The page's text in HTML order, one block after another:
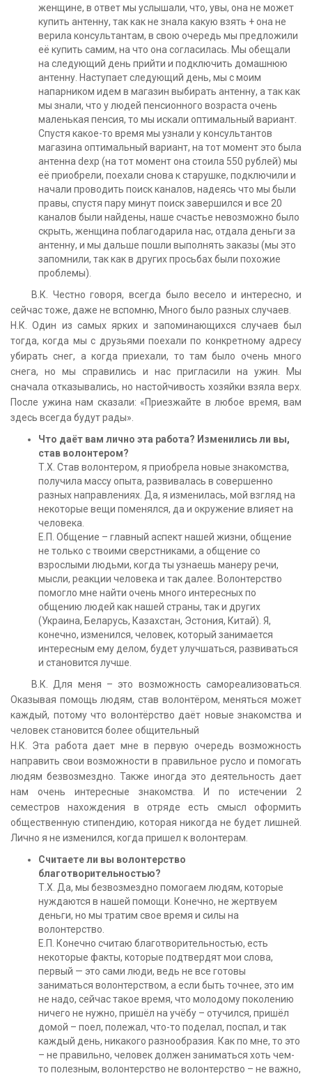
женщине, в ответ мы услышали, что, увы, она не может
купить антенну, так как не знала какую взять + она не
верила консультантам, в свою очередь мы предложили
её купить самим, на что она согласилась. Мы обещали
на следующий день прийти и подключить домашнюю
антенну. Наступает следующий день, мы с моим
напарником идем в магазин выбирать антенну, а так как
мы знали, что у людей пенсионного возраста очень
маленькая пенсия, то мы искали оптимальный вариант.
Спустя какое-то время мы узнали у консультантов
магазина оптимальный вариант, на тот момент это была
антенна dexp (на тот момент она стоила 550 рублей) мы
её приобрели, поехали снова к старушке, подключили и
начали проводить поиск каналов, надеясь что мы были
правы, спустя пару минут поиск завершился и все 20
каналов были найдены, наше счастье невозможно было
скрыть, женщина поблагодарила нас, отдала деньги за
антенну, и мы дальше пошли выполнять заказы (мы это
запомнили, так как в других просьбах были похожие
проблемы).
В.К. Честно говоря, всегда было весело и интересно, и
сейчас тоже, даже не вспомню, Много было разных случаев.
Н.К. Один из самых ярких и запоминающихся случаев был
тогда, когда мы с друзьями поехали по конкретному адресу
убирать снег, а когда приехали, то там было очень много
снега, но мы справились и нас пригласили на ужин. Мы
сначала отказывались, но настойчивость хозяйки взяла верх.
После ужина нам сказали: «Приезжайте в любое время, вам
здесь всегда будут рады».
Что даёт вам лично эта работа? Изменились ли вы,
став волонтером?
Т.Х. Став волонтером, я приобрела новые знакомства,
получила массу опыта, развивалась в совершенно
разных направлениях. Да, я изменилась, мой взгляд на
некоторые вещи поменялся, да и окружение влияет на
человека.
Е.П. Общение – главный аспект нашей жизни, общение
не только с твоими сверстниками, а общение со
взрослыми людьми, когда ты узнаешь манеру речи,
мысли, реакции человека и так далее. Волонтерство
помогло мне найти очень много интересных по
общению людей как нашей страны, так и других
(Украина, Беларусь, Казахстан, Эстония, Китай). Я,
конечно, изменился, человек, который занимается
интересным ему делом, будет улучшаться, развиваться
и становится лучше.
В.К. Для меня – это возможность самореализоваться.
Оказывая помощь людям, став волонтёром, меняться может
каждый, потому что волонтёрство даёт новые знакомства и
человек становится более общительный
Н.К. Эта работа дает мне в первую очередь возможность
направить свои возможности в правильное русло и помогать
людям безвозмездно. Также иногда это деятельность дает
нам очень интересные знакомства. И по истечении 2
семестров нахождения в отряде есть смысл оформить
общественную стипендию, которая никогда не будет лишней.
Лично я не изменился, когда пришел к волонтерам.
Считаете ли вы волонтерство
благотворительностью?
Т.Х. Да, мы безвозмездно помогаем людям, которые
нуждаются в нашей помощи. Конечно, не жертвуем
деньги, но мы тратим свое время и силы на
волонтерство.
Е.П. Конечно считаю благотворительностью, есть
некоторые факты, которые подтвердят мои слова,
первый — это сами люди, ведь не все готовы
заниматься волонтерством, а если быть точнее, это им
не надо, сейчас такое время, что молодому поколению
ничего не нужно, пришёл на учёбу – отучился, пришёл
домой – поел, полежал, что-то поделал, поспал, и так
каждый день, никакого разнообразия. Как по мне, то это
– не правильно, человек должен заниматься хоть чем-
то полезным, волонтерство не волонтерство – не важно,